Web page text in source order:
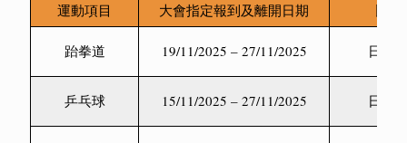
運動項目 大會指定報到及離開日期 比賽
跆拳道 19/11/2025 – 27/11/2025 日本
乒乓球 15/11/2025 – 27/11/2025 日本